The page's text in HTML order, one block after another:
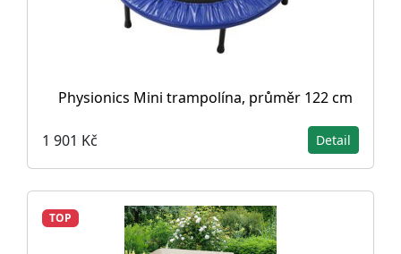
Physionics Mini trampolína, průměr 122 cm
1 901 Kč Detail
TOP